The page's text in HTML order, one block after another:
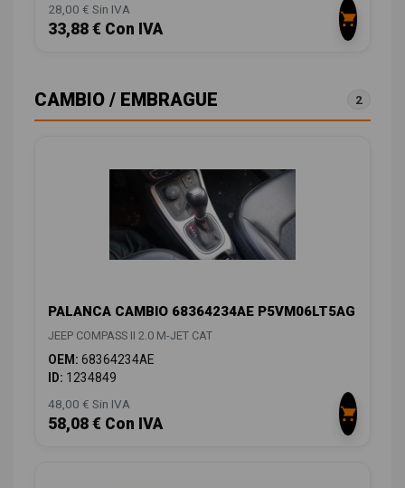
28,00 € Sin IVA
33,88 € Con IVA
CAMBIO / EMBRAGUE 2
PALANCA CAMBIO 68364234AE P5VM06LT5AG
JEEP COMPASS II 2.0 M-JET CAT
OEM: 68364234AE
ID: 1234849
48,00 € Sin IVA
58,08 € Con IVA